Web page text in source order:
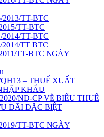
TT-BTC
TT-BTC
TT-BTC
TT-BTC
TT-BTC NGÀY
– THUẾ XUẤT
KHẨU
NĐ-CP VỀ BIỂU THUẾ
ĐÃI ĐẶC BIỆT
TT-BTC NGÀY